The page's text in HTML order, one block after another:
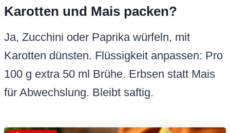
Karotten und Mais packen?
Ja, Zucchini oder Paprika würfeln, mit
Karotten dünsten. Flüssigkeit anpassen: Pro
100 g extra 50 ml Brühe. Erbsen statt Mais
für Abwechslung. Bleibt saftig.